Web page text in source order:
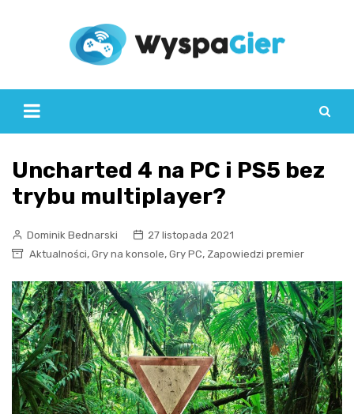
Uncharted 4 na PC i PS5 bez
trybu multiplayer?
Dominik Bednarski
27 listopada 2021
Aktualności, Gry na konsole, Gry PC, Zapowiedzi premier